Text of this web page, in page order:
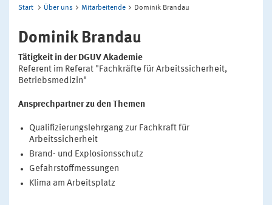
Start Über uns Mitarbeitende Dominik Brandau
Dominik Brandau
Tätigkeit in der DGUV Akademie
Referent im Referat "Fachkräfte für Arbeitssicherheit,
Betriebsmedizin"
Ansprechpartner zu den Themen
Qualifizierungslehrgang zur Fachkraft für
Arbeitssicherheit
Brand- und Explosionsschutz
Gefahrstoffmessungen
Klima am Arbeitsplatz